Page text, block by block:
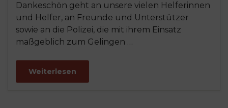
Dankeschön geht an unsere vielen Helferinnen
und Helfer, an Freunde und Unterstützer
sowie an die Polizei, die mit ihrem Einsatz
maßgeblich zum Gelingen …
Weiterlesen